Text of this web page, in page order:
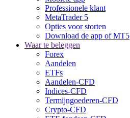
Professionele klant
MetaTrader 5
Opties voor storten
Download de app of MT5
Waar te beleggen
Forex
Aandelen
ETFs
Aandelen-CFD
Indices-CFD
Termijngoederen-CFD
Crypto-CFD